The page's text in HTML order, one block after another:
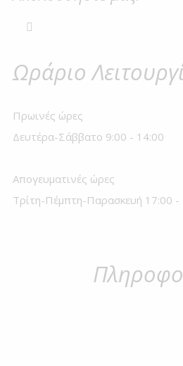
Ωράριο
Πρωινές ώρες
Δευτέρα-Σάββατο 9:00 - 14:00
Απογευματινές ώρες
Τρίτη-Πέμπτη-Παρασκευή 17:00 -